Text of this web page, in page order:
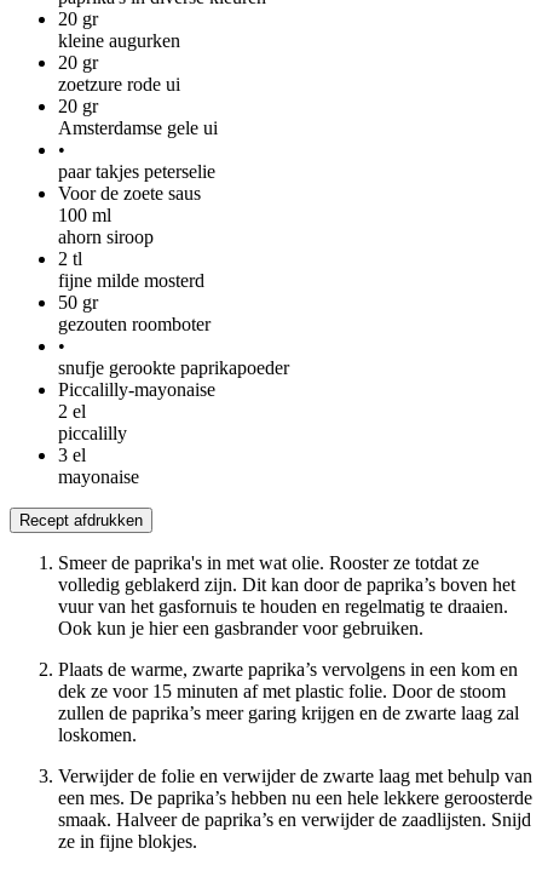
20 gr
kleine augurken
20 gr
zoetzure rode ui
20 gr
Amsterdamse gele ui
•
paar takjes peterselie
Voor de zoete saus
100 ml
ahorn siroop
2 tl
fijne milde mosterd
50 gr
gezouten roomboter
•
snufje gerookte paprikapoeder
Piccalilly-mayonaise
2 el
piccalilly
3 el
mayonaise
Recept afdrukken
Smeer de paprika's in met wat olie. Rooster ze totdat ze
volledig geblakerd zijn. Dit kan door de paprika’s boven het
vuur van het gasfornuis te houden en regelmatig te draaien.
Ook kun je hier een gasbrander voor gebruiken.
Plaats de warme, zwarte paprika’s vervolgens in een kom en
dek ze voor 15 minuten af met plastic folie. Door de stoom
zullen de paprika’s meer garing krijgen en de zwarte laag zal
loskomen.
Verwijder de folie en verwijder de zwarte laag met behulp van
een mes. De paprika’s hebben nu een hele lekkere geroosterde
smaak. Halveer de paprika’s en verwijder de zaadlijsten. Snijd
ze in fijne blokjes.